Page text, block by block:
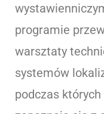
programie
warsztaty
systemów
podczas